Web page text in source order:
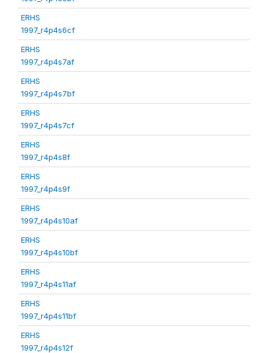
ERHS
1997_r4p4s6cf
ERHS
1997_r4p4s7af
ERHS
1997_r4p4s7bf
ERHS
1997_r4p4s7cf
ERHS
1997_r4p4s8f
ERHS
1997_r4p4s9f
ERHS
1997_r4p4s10af
ERHS
1997_r4p4s10bf
ERHS
1997_r4p4s11af
ERHS
1997_r4p4s11bf
ERHS
1997_r4p4s12f